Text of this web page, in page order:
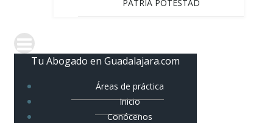
PATRIA POTESTAD
Tu Abogado en Guadalajara.com
Áreas de práctica
Inicio
Conócenos